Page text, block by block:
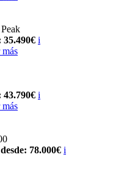
35.490€ i
43.790€ i
78.000€ i